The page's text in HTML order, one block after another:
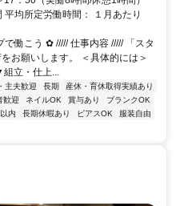
均所定労働時間： １月あたり
働こう ✿ ///// 仕事内容 ///// 「スタ
お願いします。 ＜具体的には＞
立・仕上...
主夫歓迎 長期
産休・育休取得実績あり
歓迎 ネイルOK 賞与あり
ブランクOK
内 長期休暇あり ピアスOK
服装自由